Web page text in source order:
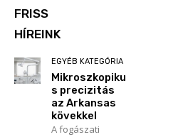
FRISS
HÍREINK
EGYÉB KATEGÓRIA
Mikroszkopiku
s precizitás
az Arkansas
kövekkel
A fogászati